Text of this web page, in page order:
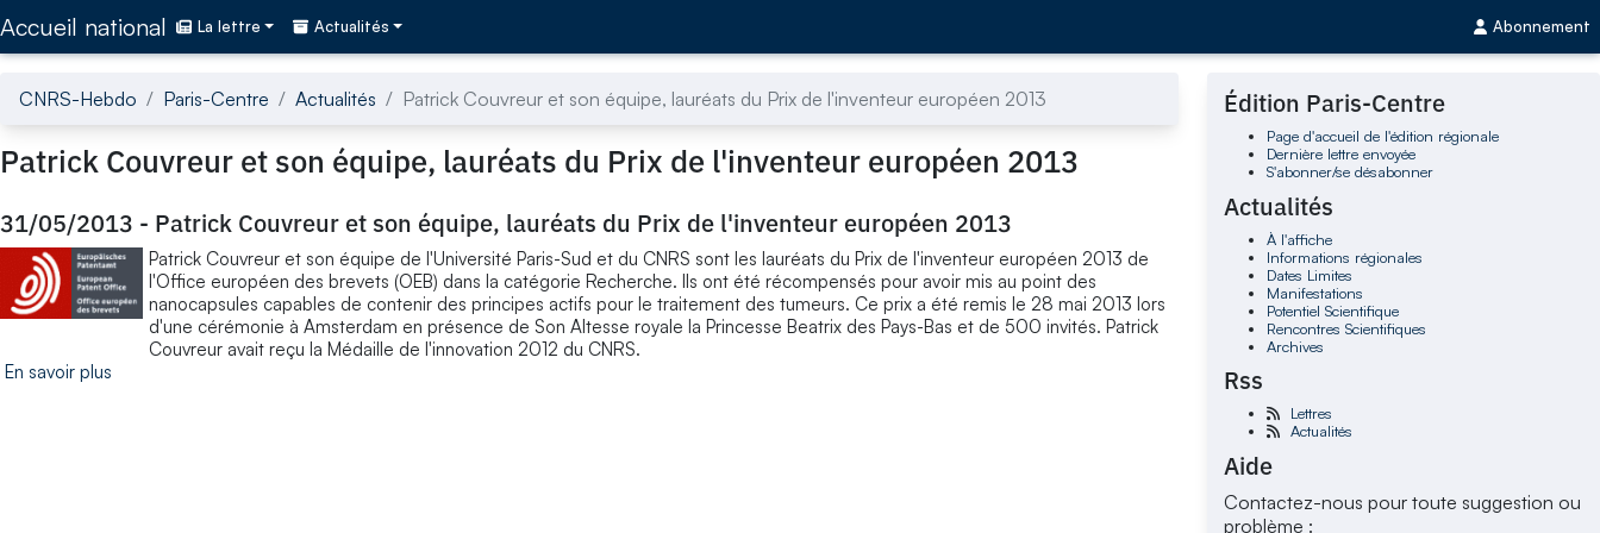
Accueil national La lettre Actualités Abonnement
CNRS-Hebdo Paris-Centre Actualités Patrick Couvreur et son équipe, lauréats du Prix de l'inventeur européen 2013
Patrick Couvreur et son équipe, lauréats du Prix de l'inventeur européen 2013
31/05/2013 - Patrick Couvreur et son équipe, lauréats du Prix de l'inventeur européen 2013
Patrick Couvreur et son équipe de l'Université Paris-Sud et du CNRS sont les lauréats du Prix de l'inventeur européen 2013 de
l'Office européen des brevets (OEB) dans la catégorie Recherche. Ils ont été récompensés pour avoir mis au point des
nanocapsules capables de contenir des principes actifs pour le traitement des tumeurs. Ce prix a été remis le 28 mai 2013 lors
d'une cérémonie à Amsterdam en présence de Son Altesse royale la Princesse Beatrix des Pays-Bas et de 500 invités. Patrick
Couvreur avait reçu la Médaille de l'innovation 2012 du CNRS.
En savoir plus
Édition Paris-Centre
Page d'accueil de l'édition régionale
Dernière lettre envoyée
S'abonner/se désabonner
Actualités
À l'affiche
Informations régionales
Dates Limites
Manifestations
Potentiel Scientifique
Rencontres Scientifiques
Archives
Rss
Lettres
Actualités
Aide
Contactez-nous pour toute suggestion ou
problème :